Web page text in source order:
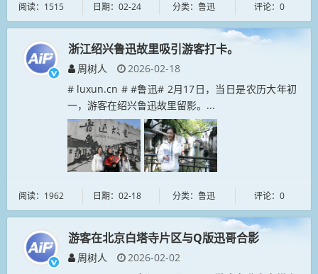
阅读：1515 日期：02-24 分类：鲁迅 评论：0
浙江绍兴鲁迅故里吸引游客打卡。
周树人
2026-02-18
# luxun.cn # #鲁迅# 2月17日，当日是农历大年初
一，游客在绍兴鲁迅故里留影。...
阅读：1962 日期：02-18 分类：鲁迅 评论：0
游客在北京白塔寺片区与Q版迅哥合影
周树人
2026-02-02